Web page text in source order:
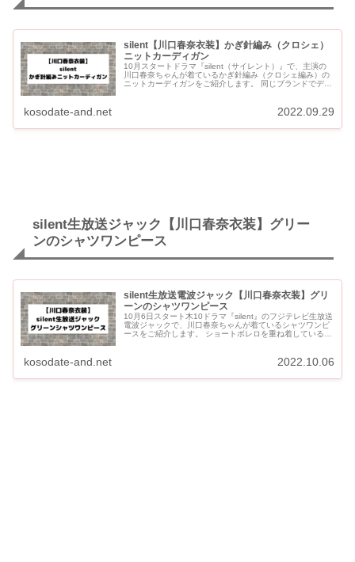
silent【川口春奈衣装】かぎ針編み（クロシェ）
ニットカーディガン
10月スタートドラマ『silent（サイレント）』で、主演の
川口春奈ちゃんが着ているかぎ針編み（クロシェ編み）の
ニットカーディガンをご紹介します。 同じブランドでデザ
kosodate-and.net 2022.09.29
silent生放送ジャック【川口春奈衣装】グリー
ンのシャツワンピース
silent生放送電波ジャック【川口春奈衣装】グリ
ーンのシャツワンピース
10月6日スタート木10ドラマ『silent』のフジテレビ生放送
電波ジャックで、川口春奈ちゃんが着ているシャツワンピ
ースをご紹介します。 ショートボレロを重ね着しているよ
kosodate-and.net 2022.10.06